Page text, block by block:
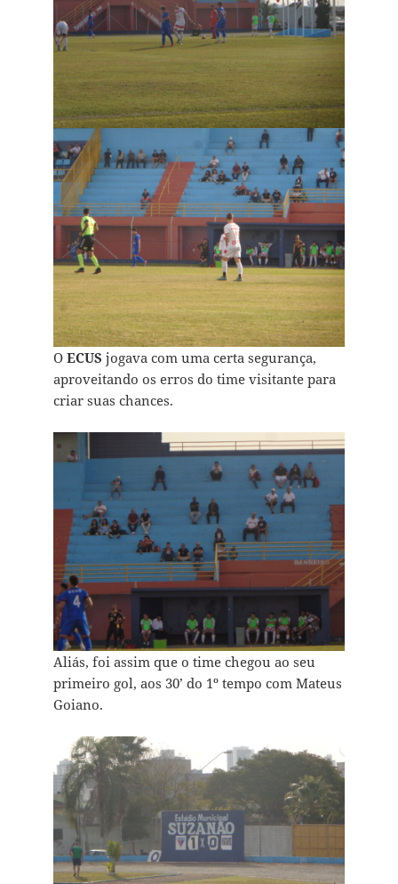
O ECUS jogava com uma certa segurança,
aproveitando os erros do time visitante para
criar suas chances.
Aliás, foi assim que o time chegou ao seu
primeiro gol, aos 30’ do 1º tempo com Mateus
Goiano.